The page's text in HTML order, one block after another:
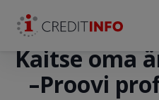
Kaitse oma
–Proovi